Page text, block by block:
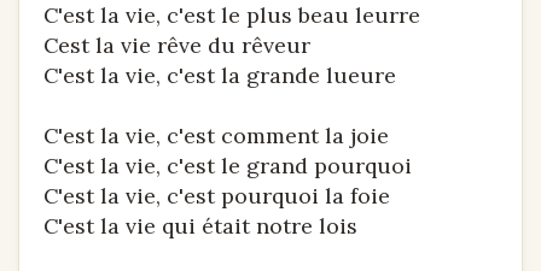
C'est la vie, c'est le plus beau leurre
Cest la vie rêve du rêveur
C'est la vie, c'est la grande lueure
C'est la vie, c'est comment la joie
C'est la vie, c'est le grand pourquoi
C'est la vie, c'est pourquoi la foie
C'est la vie qui était notre lois